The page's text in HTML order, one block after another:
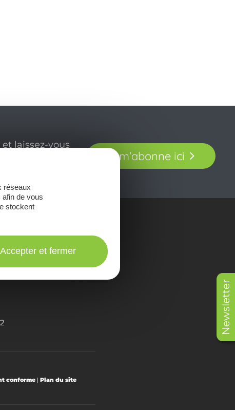
Newsletter
laissez-vous
en Aveyron.
Je m'abonne ici
Brochures
conforme | Plan du site
réseaux
de vous
stockent
Accepter et fermer